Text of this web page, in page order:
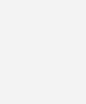
dem aktuellen
Angebot
(z.B. 48 Prozent